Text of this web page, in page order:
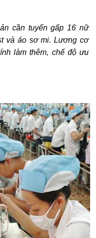
cần tuyển gấp 16 nữ
và áo sơ mi. Lương cơ
làm thêm, chế độ ưu